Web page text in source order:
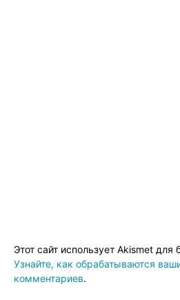
Этот сайт использует Akismet
Узнайте, как обрабатываются
комментариев.